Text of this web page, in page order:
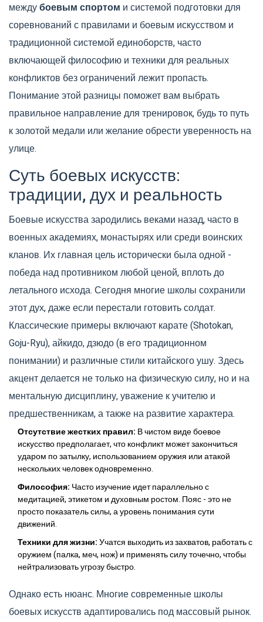
междубоевым спортом и системой подготовки для
соревнований с правилами и боевым искусством и
традиционной системой единоборств, часто
включающей философию и техники для реальных
конфликтов без ограничений лежит пропасть.
Понимание этой разницы поможет вам выбрать
правильное направление для тренировок, будь то путь
к золотой медали или желание обрести уверенность на
улице.
Суть боевых искусств:
традиции, дух и реальность
Боевые искусства зародились веками назад, часто в
военных академиях, монастырях или среди воинских
кланов. Их главная цель исторически была одной -
победа над противником любой ценой, вплоть до
летального исхода. Сегодня многие школы сохранили
этот дух, даже если перестали готовить солдат.
Классические примеры включают карате (Shotokan,
Goju-Ryu),айкидо,дзюдо(в его традиционном
понимании) и различные стили китайского ушу. Здесь
акцент делается не только на физическую силу, но и на
ментальную дисциплину, уважение к учителю и
предшественникам, а также на развитие характера.
Отсутствие жестких правил: В чистом виде боевое
искусство предполагает, что конфликт может закончиться
ударом по затылку, использованием оружия или атакой
нескольких человек одновременно.
Философия: Часто изучение идет параллельно с
медитацией, этикетом и духовным ростом. Пояс - это не
просто показатель силы, а уровень понимания сути
движений.
Техники для жизни:Учатся выходить из захватов, работать с
оружием (палка, меч, нож) и применять силу точечно, чтобы
нейтрализовать угрозу быстро.
Однако есть нюанс. Многие современные школы
боевых искусств адаптировались под массовый рынок.